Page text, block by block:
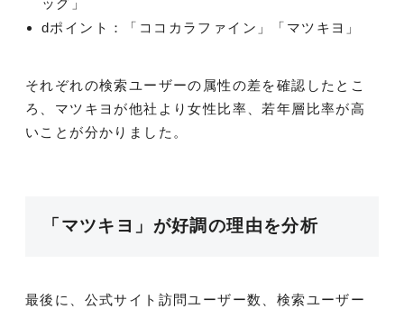
ッグ」
dポイント：「ココカラファイン」「マツキヨ」
それぞれの検索ユーザーの属性の差を確認したとこ
ろ、マツキヨが他社より女性比率、若年層比率が高
いことが分かりました。
「マツキヨ」が好調の理由を分析
最後に、公式サイト訪問ユーザー数、検索ユーザー